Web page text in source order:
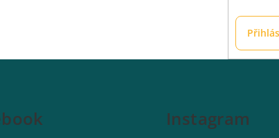
Instagram